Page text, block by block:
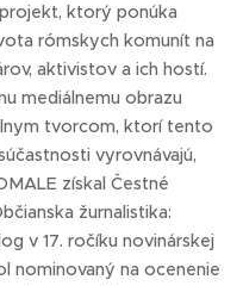
ktorý ponúka
rómskych komunít na
aktivistov a ich hostí.
mediálnemu obrazu
tvorcom, ktorí tento
vyrovnávajú,
získal Čestné
žurnalistika:
v 17. ročíku novinárskej
nominovaný na ocenenie